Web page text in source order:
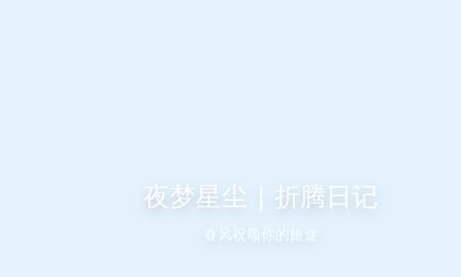
夜梦星尘 | 折腾日记
春风祝颂你的旅途